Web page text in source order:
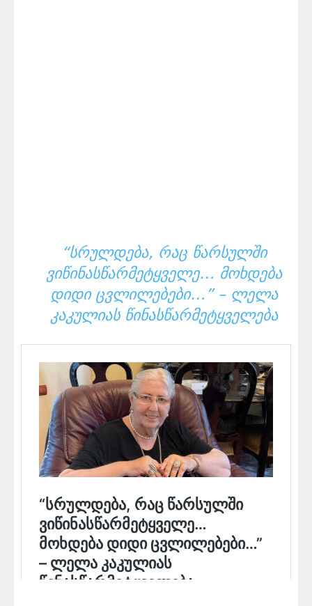
“ᲡᲠᲣᲚᲓᲔᲑᲐ, ᲠᲐᲪ ᲬᲐᲠᲡᲣᲚᲨᲘ
ᲕᲘᲬᲘᲜᲐᲡᲬᲐᲠᲛᲔᲢᲧᲕᲔᲚᲔ… ᲛᲝᲮᲓᲔᲑᲐ
ᲓᲘᲓᲘ ᲪᲕᲚᲘᲚᲔᲑᲔᲑᲘ…” – ᲚᲔᲚᲐ
ᲙᲐᲙᲣᲚᲘᲐᲡ ᲬᲘᲜᲐᲡᲬᲐᲠᲛᲔᲢᲧᲕᲔᲚᲔᲑᲐ